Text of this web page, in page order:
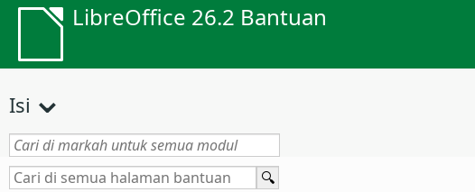
LibreOffice 26.2 Bantuan
Isi